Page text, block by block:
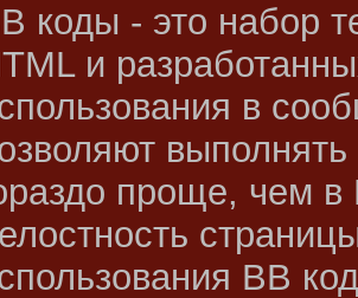
коды - это набор
и
в
проще, чем
BB